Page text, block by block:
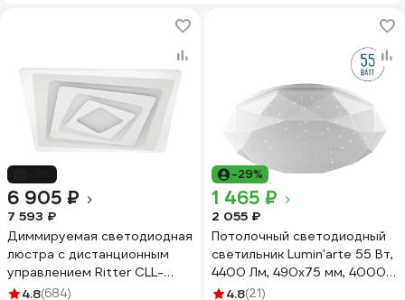
6 905 ₽
7 593 ₽
Диммируемая светодиодная
люстра с дистанционным
управлением Ritter CLL-
52224/100W, 52224 9
4.8(684)
-29%
1 465 ₽
2 055 ₽
Потолочный светодиодный
светильник Lumin'arte 55 Вт,
4400 Лм, 490x75 мм, 4000К
дневной свет, освещает 36
4.8(21)